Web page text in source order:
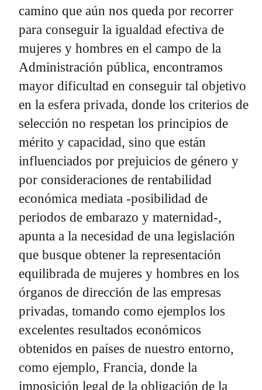
camino que aún nos queda por recorrer
para conseguir la igualdad efectiva de
mujeres y hombres en el campo de la
Administración pública, encontramos
mayor dificultad en conseguir tal objetivo
en la esfera privada, donde los criterios de
selección no respetan los principios de
mérito y capacidad, sino que están
influenciados por prejuicios de género y
por consideraciones de rentabilidad
económica mediata -posibilidad de
periodos de embarazo y maternidad-,
apunta a la necesidad de una legislación
que busque obtener la representación
equilibrada de mujeres y hombres en los
órganos de dirección de las empresas
privadas, tomando como ejemplos los
excelentes resultados económicos
obtenidos en países de nuestro entorno,
como ejemplo, Francia, donde la
imposición legal de la obligación de la